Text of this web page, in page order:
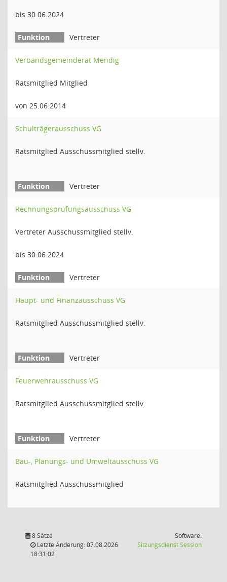
bis 30.06.2024
Vertreter
Verbandsgemeinderat Mendig
Ratsmitglied Mitglied
von 25.06.2014
Schulträgerausschuss VG
Ratsmitglied Ausschussmitglied stellv.
Vertreter
Rechnungsprüfungsausschuss VG
Vertreter Ausschussmitglied stellv.
bis 30.06.2024
Vertreter
Haupt- und Finanzausschuss VG
Ratsmitglied Ausschussmitglied stellv.
Vertreter
Feuerwehrausschuss VG
Ratsmitglied Ausschussmitglied stellv.
Vertreter
Bau-, Planungs- und Umweltausschuss VG
Ratsmitglied Ausschussmitglied
8 Sätze
Letzte Änderung: 07.08.2026
18:31:02
Software:
SitzungsdienstSession(Wird in